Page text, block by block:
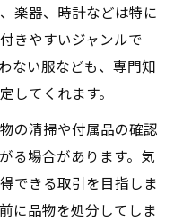
楽器、時計などは特に
きやすいジャンルで
ない服なども、専門知
してくれます。
の清掃や付属品の確認
る場合があります。気
できる取引を目指しま
に品物を処分してしま